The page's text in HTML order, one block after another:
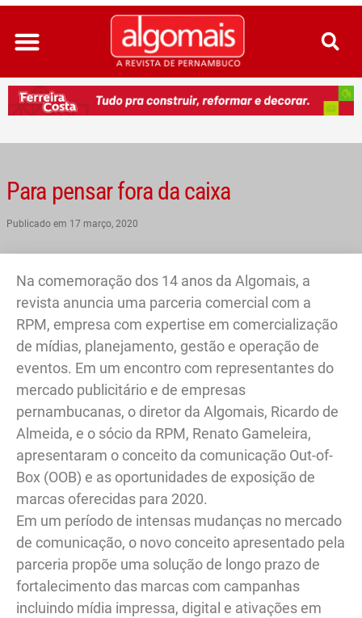
Ir
para
conteúdo
Para pensar fora da caixa
Publicado em 17 março, 2020
Na comemoração dos 14 anos da Algomais, a
revista anuncia uma parceria comercial com a
RPM, empresa com expertise em comercialização
de mídias, planejamento, gestão e operação de
eventos. Em um encontro com representantes do
mercado publicitário e de empresas
pernambucanas, o diretor da Algomais, Ricardo de
Almeida, e o sócio da RPM, Renato Gameleira,
apresentaram o conceito da comunicação Out-of-
Box (OOB) e as oportunidades de exposição de
marcas oferecidas para 2020.
Em um período de intensas mudanças no mercado
de comunicação, o novo conceito apresentado pela
parceria propõe uma solução de longo prazo de
fortalecimento das marcas com campanhas
incluindo mídia impressa, digital e ativações em